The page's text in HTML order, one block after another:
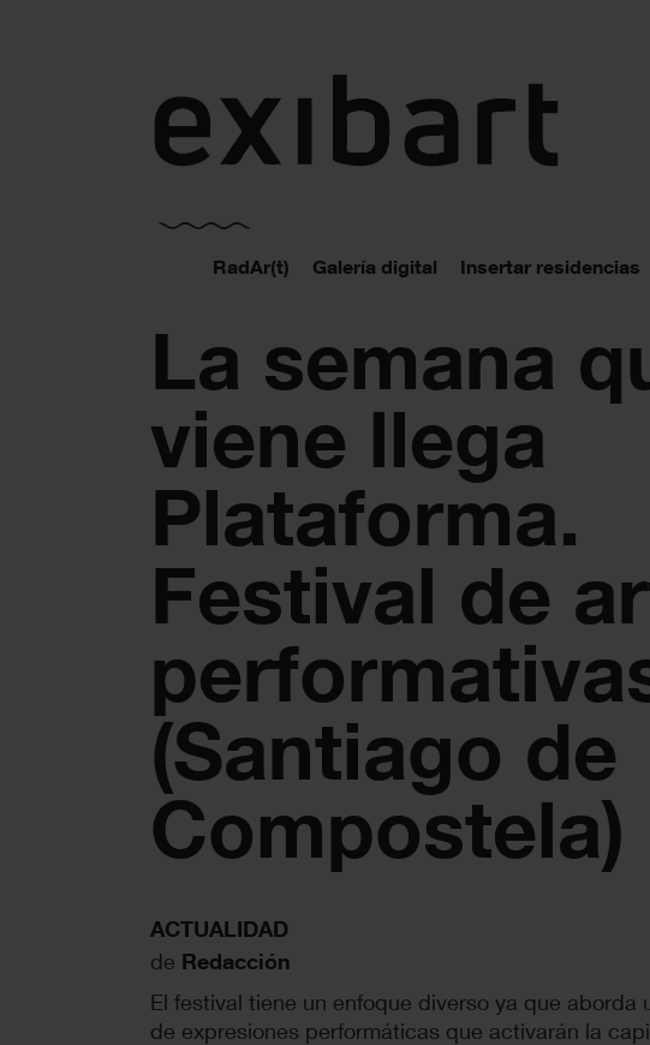
RadAr(t) Galería digital Insertar residencias
La semana
viene llega
Plataforma.
Festival de
(Santiago de
Compostela)
ACTUALIDAD
de Redacción
El festival tiene un enfoque diverso ya que aborda
de expresiones performáticas que activarán la